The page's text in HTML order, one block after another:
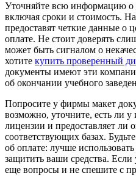
Уточняйте всю информацию о
включая сроки и стоимость.
предоставят четкие данные о
оплате. Не стоит доверять
может быть сигналом о
хотите купить проверенный
документы имеют эти
об окончании учебного
Попросите у фирмы макет
возможно, уточните, есть ли у
лицензии и предоставляет ли
соответствующих базах.
об оплате: лучше
защитить ваши средства. Если
еще вопросы и не спешите с